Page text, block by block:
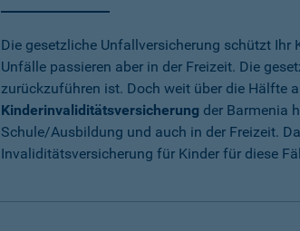
Die gesetzliche Unfallversicherung schützt
Unfälle passieren aber in der Freizeit. Die
zurückzuführen ist. Doch weit über die Hälfte
Kinderinvaliditätsversicherung der Barmenia
Schule/Ausbildung und auch in der Freizeit.
Invaliditätsversicherung für Kinder für diese